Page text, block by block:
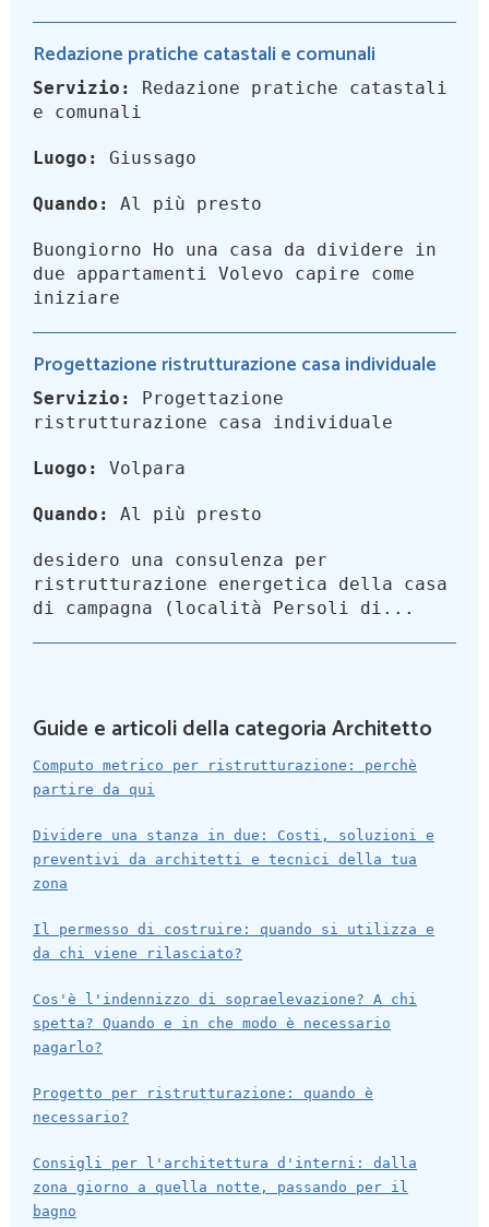
Redazione pratiche catastali e comunali
Servizio:
Redazione pratiche catastali
e comunali
Luogo: Giussago
Quando: Al più presto
Buongiorno Ho una casa da dividere in
due appartamenti Volevo capire come
iniziare
Progettazione ristrutturazione casa individuale
Servizio:
Progettazione
ristrutturazione casa individuale
Luogo: Volpara
Quando: Al più presto
desidero una consulenza per
ristrutturazione energetica della casa
di campagna (località Persoli di...
Guide e articoli della categoria Architetto
Computo metrico per ristrutturazione: perchè
partire da qui
Dividere una stanza in due: Costi, soluzioni e
preventivi da architetti e tecnici della tua
zona
Il permesso di costruire: quando si utilizza e
da chi viene rilasciato?
Cos'è l'indennizzo di sopraelevazione? A chi
spetta? Quando e in che modo è necessario
pagarlo?
Progetto per ristrutturazione: quando è
necessario?
Consigli per l'architettura d'interni: dalla
zona giorno a quella notte, passando per il
bagno